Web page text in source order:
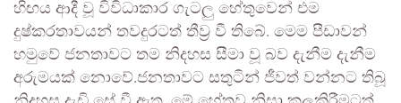
හිඟය ආදී වූ විවිධාකාර ගැටලු හේතුවෙන් එම
දුෂ්කරතාවයන් තවදුරටත් තීව්‍ර වී තිබේ. මෙම පීඩාවන්
හමුවේ ජනතාවට තම නිදහස සීමා වූ බව දැනීම දැනීම
අරුමයක් නොවේ.ජනතාවට සතුටින් ජීවත් වන්නට තිබූ